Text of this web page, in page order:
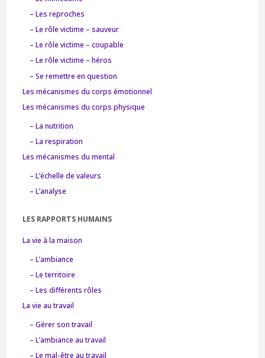
– Les reproches
– Le rôle victime – sauveur
– Le rôle victime – coupable
– Le rôle victime – héros
– Se remettre en question
Les mécanismes du corps émotionnel
Les mécanismes du corps physique
– La nutrition
– La respiration
Les mécanismes du mental
– L’échelle de valeurs
– L’analyse
LES RAPPORTS HUMAINS
La vie à la maison
– L’ambiance
– Le territoire
– Les différents rôles
La vie au travail
– Gérer son travail
– L’ambiance au travail
– Le mal-être au travail